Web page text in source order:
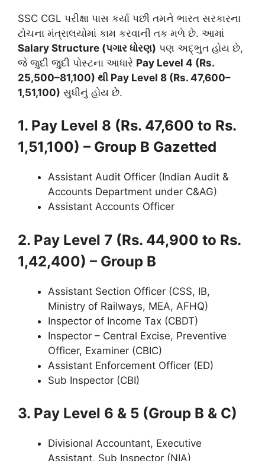
SSC CGL પરીક્ષા પાસ કર્યા પછી તમને ભારત સરકારના
ટોચના મંત્રાલયોમાં કામ કરવાની તક મળે છે. આમાં
Salary Structure (પગાર ધોરણ) પણ અદ્ભુત હોય છે,
જે જુદી જુદી પોસ્ટના આધારે Pay Level 4 (Rs.
25,500–81,100) થી Pay Level 8 (Rs. 47,600–
1,51,100) સુધીનું હોય છે.
1. Pay Level 8 (Rs. 47,600 to Rs.
1,51,100) – Group B Gazetted
Assistant Audit Officer (Indian Audit &
Accounts Department under C&AG)
Assistant Accounts Officer
2. Pay Level 7 (Rs. 44,900 to Rs.
1,42,400) – Group B
Assistant Section Officer (CSS, IB,
Ministry of Railways, MEA, AFHQ)
Inspector of Income Tax (CBDT)
Inspector – Central Excise, Preventive
Officer, Examiner (CBIC)
Assistant Enforcement Officer (ED)
Sub Inspector (CBI)
3. Pay Level 6 & 5 (Group B & C)
Divisional Accountant, Executive
Assistant, Sub Inspector (NIA)